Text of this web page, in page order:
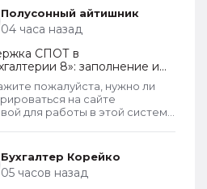
да лентяи которые сидят
и типо работают чтобы
пособия их все же
Так что могу сказать что как
распределены
оценивания дохода.
Полусонный айтишник
04 часа назад
СПОТ в
8»: заполнение и
ДОПП, уплата
платежа и
QR-кода
пожалуйста, нужно ли
на сайте
для работы в этой системе
Бухгалтер Корейко
05 часов назад